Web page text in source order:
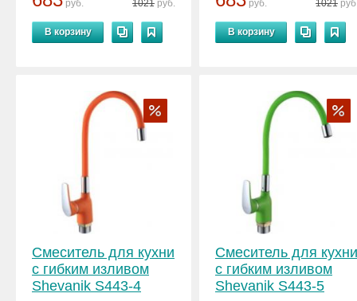
руб. 1021 руб.
В корзину
руб. 1021
В корзину
Смеситель для кухни
с гибким изливом
Shevanik S443-4
Смеситель для кухни
с гибким изливом
Shevanik S443-5